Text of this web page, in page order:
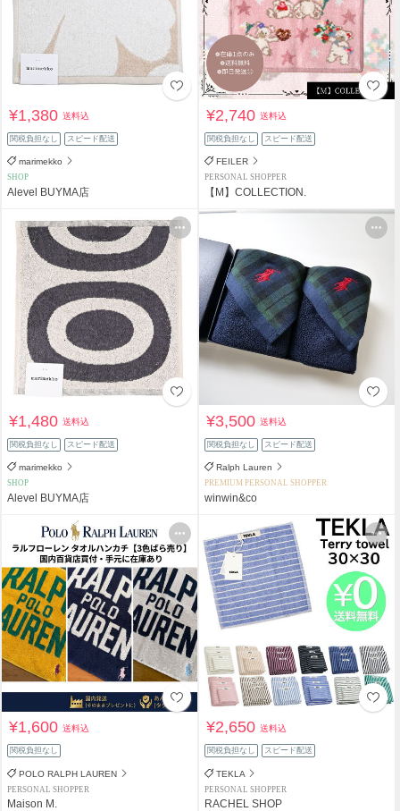
¥1,380送料込
関税負担なし スピード配送
marimekko
SHOP
Alevel BUYMA店
¥2,740送料込
関税負担なし スピード配送
FEILER
PERSONAL SHOPPER
【M】COLLECTION.
¥1,480送料込
関税負担なし スピード配送
marimekko
SHOP
Alevel BUYMA店
¥3,500送料込
関税負担なし スピード配送
Ralph Lauren
PREMIUM PERSONAL SHOPPER
winwin&co
¥1,600送料込
関税負担なし
POLO RALPH LAUREN
PERSONAL SHOPPER
Maison M.
¥2,650送料込
関税負担なし スピード配送
TEKLA
PERSONAL SHOPPER
RACHEL SHOP